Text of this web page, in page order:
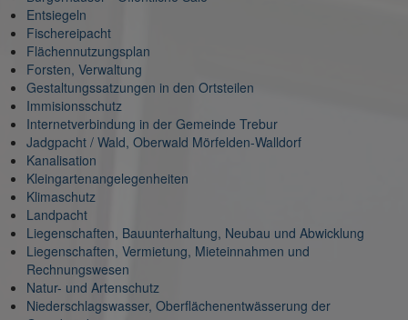
Entsiegeln
Fischereipacht
Flächennutzungsplan
Forsten, Verwaltung
Gestaltungssatzungen in den Ortsteilen
Immisionsschutz
Internetverbindung in der Gemeinde Trebur
Jadgpacht / Wald, Oberwald Mörfelden-Walldorf
Kanalisation
Kleingartenangelegenheiten
Klimaschutz
Landpacht
Liegenschaften, Bauunterhaltung, Neubau und Abwicklung
Liegenschaften, Vermietung, Mieteinnahmen und
Rechnungswesen
Natur- und Artenschutz
Niederschlagswasser, Oberflächenentwässerung der